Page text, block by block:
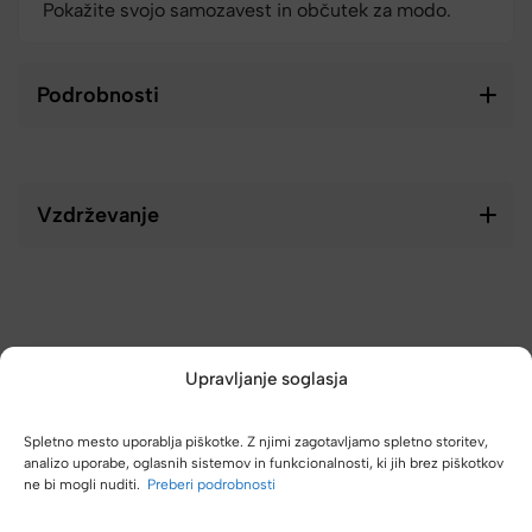
Upravljanje soglasja
Spletno mesto uporablja piškotke. Z njimi zagotavljamo spletno storitev,
analizo uporabe, oglasnih sistemov in funkcionalnosti, ki jih brez piškotkov
ne bi mogli nuditi. Preberi podrobnosti
Pokažite svojo samozavest in občutek za modo.
Podrobnosti
Vzdrževanje